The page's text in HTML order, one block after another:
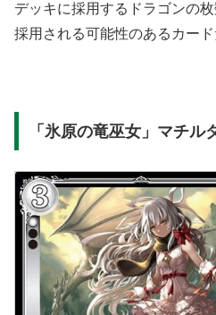
デッキに採用するドラゴンの
採用される可能性のあるカード
「氷原の竜巫女」マチル